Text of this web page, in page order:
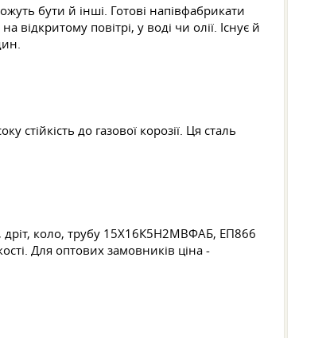
бути й інші. Готові напівфабрикати
відкритому повітрі, у воді чи олії. Існує й
стійкість до газової корозії. Ця сталь
дріт, коло, трубу 15Х16К5Н2МВФАБ, ЕП866
Для оптових замовників ціна -